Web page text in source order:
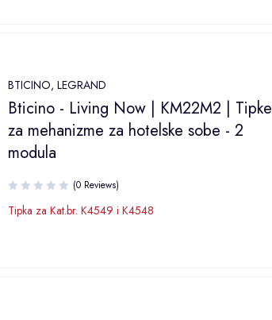
BTICINO,LEGRAND
Bticino - Living Now | KM22M2 | Tipke
za mehanizme za hotelske sobe - 2
modula
(0 Reviews)
Tipka za Kat.br. K4549 i K4548